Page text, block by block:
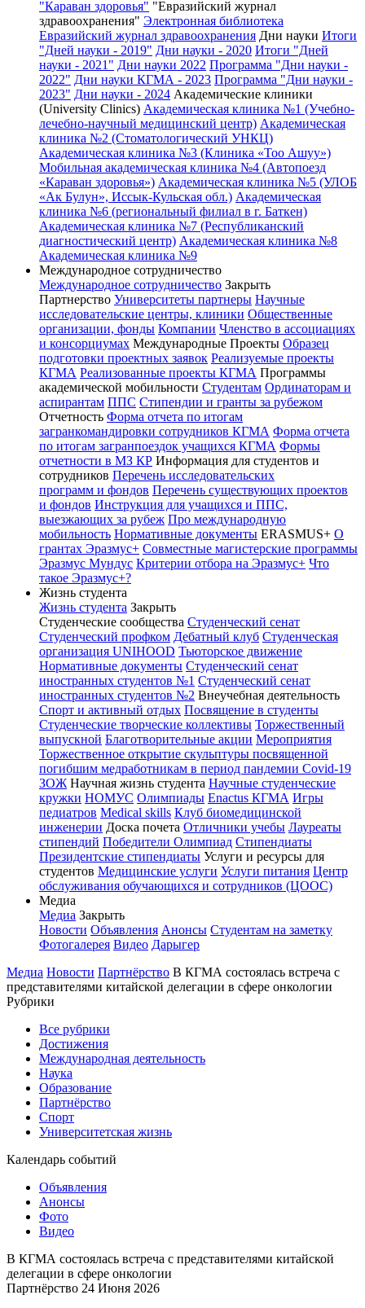
"Караван здоровья" "Евразийский журнал
здравоохранения" Электронная библиотека
Евразийский журнал здравоохранения Дни науки Итоги
"Дней науки - 2019" Дни науки - 2020 Итоги "Дней
науки - 2021" Дни науки 2022 Программа "Дни науки -
2022" Дни науки КГМА - 2023 Программа "Дни науки -
2023" Дни науки - 2024 Академические клиники
(University Clinics) Академическая клиника №1 (Учебно-
лечебно-научный медицинский центр) Академическая
клиника №2 (Стоматологический УНКЦ)
Академическая клиника №3 (Клиника «Тоо Ашуу»)
Мобильная академическая клиника №4 (Автопоезд
«Караван здоровья») Академическая клиника №5 (УЛОБ
«Ак Булун», Иссык-Кульская обл.) Академическая
клиника №6 (региональный филиал в г. Баткен)
Академическая клиника №7 (Республиканский
диагностический центр) Академическая клиника №8
Академическая клиника №9
Международное сотрудничество
Международное сотрудничество Закрыть
Партнерство Университеты партнеры Научные
исследовательские центры, клиники Общественные
организации, фонды Компании Членство в ассоциациях
и консорциумах Международные Проекты Образец
подготовки проектных заявок Реализуемые проекты
КГМА Реализованные проекты КГМА Программы
академической мобильности Студентам Ординаторам и
аспирантам ППС Стипендии и гранты за рубежом
Отчетность Форма отчета по итогам
загранкомандировки сотрудников КГМА Форма отчета
по итогам загранпоездок учащихся КГМА Формы
отчетности в МЗ КР Информация для студентов и
сотрудников Перечень исследовательских
программ и фондов Перечень существующих проектов
и фондов Инструкция для учащихся и ППС,
выезжающих за рубеж Про международную
мобильность Нормативные документы ERASMUS+ О
грантах Эразмус+ Совместные магистерские программы
Эразмус Мундус Критерии отбора на Эразмус+ Что
такое Эразмус+?
Жизнь студента
Жизнь студента Закрыть
Студенческие сообщества Студенческий сенат
Студенческий профком Дебатный клуб Студенческая
организация UNIHOOD Тьюторское движение
Нормативные документы Студенческий сенат
иностранных студентов №1 Студенческий сенат
иностранных студентов №2 Внеучебная деятельность
Спорт и активный отдых Посвящение в студенты
Студенческие творческие коллективы Торжественный
выпускной Благотворительные акции Мероприятия
Торжественное открытие скульптуры посвященной
погибшим медработникам в период пандемии Covid-19
ЗОЖ Научная жизнь студента Научные студенческие
кружки НОМУС Олимпиады Enactus КГМА Игры
педиатров Medical skills Клуб биомедицинской
инженерии Доска почета Отличники учебы Лауреаты
стипендий Победители Олимпиад Стипендиаты
Президентские стипендиаты Услуги и ресурсы для
студентов Медицинские услуги Услуги питания Центр
обслуживания обучающихся и сотрудников (ЦООС)
Медиа
Медиа Закрыть
Новости Объявления Анонсы Студентам на заметку
Фотогалерея Видео Дарыгер
Медиа Новости Партнёрство В КГМА состоялась встреча с
представителями китайской делегации в сфере онкологии
Рубрики
Все рубрики
Достижения
Международная деятельность
Наука
Образование
Партнёрство
Спорт
Университетская жизнь
Календарь событий
Объявления
Анонсы
Фото
Видео
В КГМА состоялась встреча с представителями китайской
делегации в сфере онкологии
Партнёрство 24 Июня 2026